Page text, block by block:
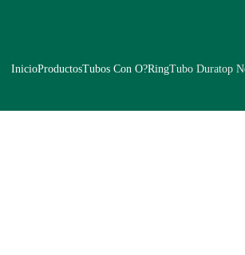
InicioProductosTubos Con O?RingTubo Duratop